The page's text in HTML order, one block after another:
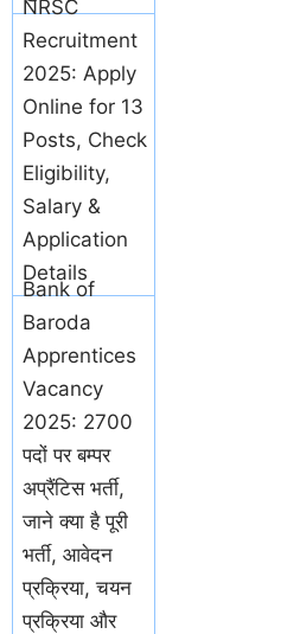
NRSC
Recruitment
2025: Apply
Online for 13
Posts, Check
Eligibility,
Salary &
Application
Details
Bank of
Baroda
Apprentices
Vacancy
2025: 2700
पदों पर बम्पर
अप्रैंटिस भर्ती,
जाने क्या है पूरी
भर्ती, आवेदन
प्रक्रिया, चयन
प्रक्रिया और